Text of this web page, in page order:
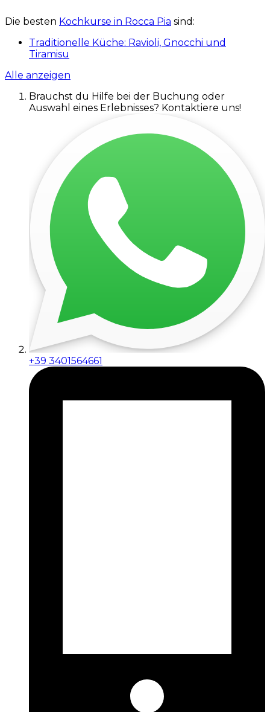
Die besten Kochkurse in Rocca Pia sind:
Traditionelle Küche: Ravioli, Gnocchi und
Tiramisu
Alle anzeigen
Brauchst du Hilfe bei der Buchung oder
Auswahl eines Erlebnisses? Kontaktiere uns!
+39 3401564661